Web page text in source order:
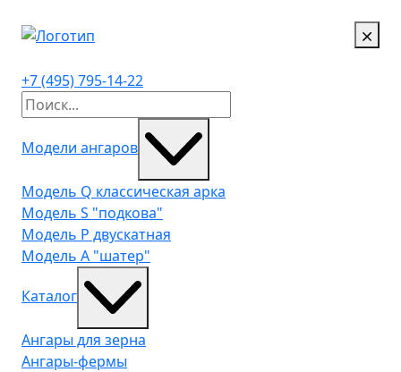
+7 (495) 795-14-22
Модели ангаров
Модель Q классическая арка
Модель S "подкова"
Модель P двускатная
Модель A "шатер"
Каталог
Ангары для зерна
Ангары-фермы